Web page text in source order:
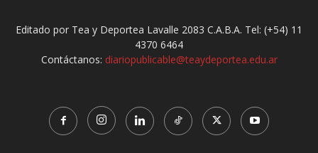
Editado por Tea y Deportea Lavalle 2083 C.A.B.A. Tel: (+54) 11
4370 6464
Contáctanos: diariopublicable@teaydeportea.edu.ar